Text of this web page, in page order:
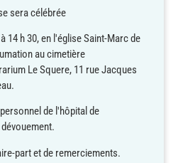
sera célébrée
14 h 30, en l'église Saint-Marc de
au cimetière
Le Squere, 11 rue Jacques
de l'hôpital de
part et de remerciements.